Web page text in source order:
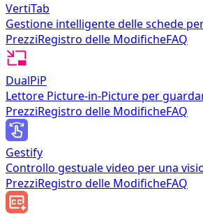
VertiTab
Gestione intelligente delle schede
PrezziRegistro delle ModificheFAQ
DualPiP
Lettore Picture-in-Picture per
PrezziRegistro delle ModificheFAQ
Gestify
Controllo gestuale video per una
PrezziRegistro delle ModificheFAQ